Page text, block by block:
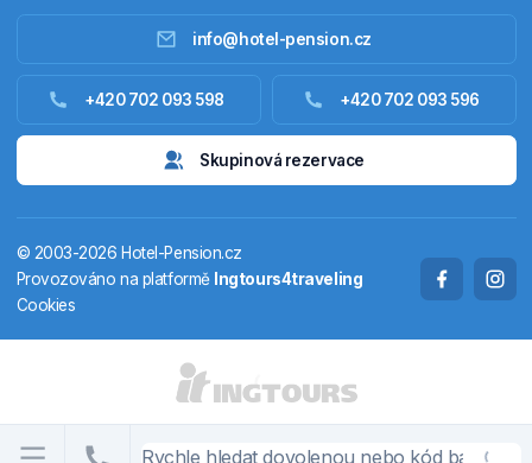
Ubytování zahraniční
Termály
Chaty a chalupy
DE
info@hotel-pension.cz
+420 702 093 598 +420 702 093 596
Skupinová rezervace
© 2003-2026 Hotel-Pension.cz
Provozováno na platformě Ingtours4traveling
Cookies